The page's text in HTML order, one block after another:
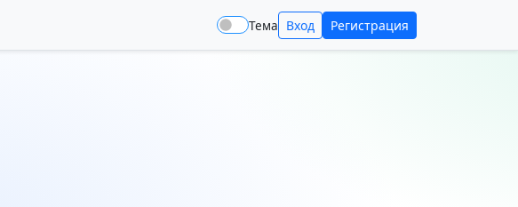
Тема Вход Регистрация